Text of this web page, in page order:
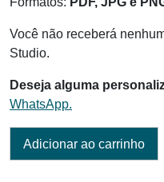
Você não receberá
Studio.
Deseja alguma
WhatsApp.
Adicionar ao carrinho